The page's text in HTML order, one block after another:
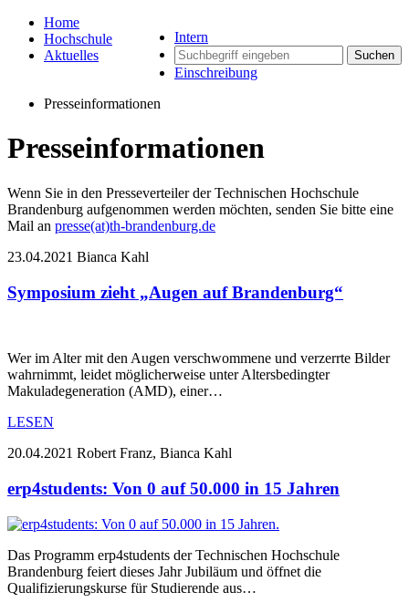
Intern
Suchen
Einschreibung
Home
Hochschule
Aktuelles
Presseinformationen
Presseinformationen
Wenn Sie in den Presseverteiler der Technischen Hochschule
Brandenburg aufgenommen werden möchten, senden Sie bitte eine
Mail an presse(at)th-brandenburg.de
23.04.2021 Bianca Kahl
Symposium zieht „Augen auf Brandenburg“
Wer im Alter mit den Augen verschwommene und verzerrte Bilder
wahrnimmt, leidet möglicherweise unter Altersbedingter
Makuladegeneration (AMD), einer…
LESEN
20.04.2021 Robert Franz, Bianca Kahl
erp4students: Von 0 auf 50.000 in 15 Jahren
Das Programm erp4students der Technischen Hochschule
Brandenburg feiert dieses Jahr Jubiläum und öffnet die
Qualifizierungskurse für Studierende aus…